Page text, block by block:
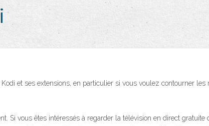
et ses extensions, en particulier si vous voulez contourner les
Si vous êtes intéressés à regarder la télévision en direct gratuite